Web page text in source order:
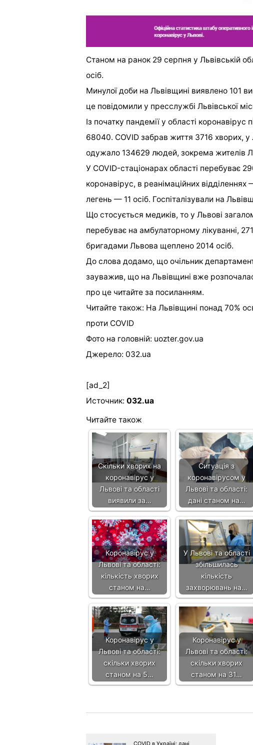
Станом на ранок 29 серпня у Львівській
осіб.
Минулої доби на Львівщині виявлено 101
це повідомили у пресслужбі Львівської
Із початку пандемії у області
68040. COVID забрав життя 3716 хворих,
одужало 134629 людей, зокрема жителів
У COVID-стаціонарах області перебуває
коронавірус, в реанімаційних
легень — 11 осіб. Госпіталізували на
Що стосується медиків, то у Львові
перебуває на амбулаторному лікуванні,
бригадами Львова щеплено 2014 осіб.
До слова додамо, що очільник
зауважив, що на Львівщині вже
про це читайте за посиланням.
Читайте також: На Львівщині понад 70%
проти COVID
Фото на головній: uozter.gov.ua
Джерело: 032.ua
[ad_2]
Источник: 032.ua
Читайте також
Скільки хворих на
коронавірус у
Львові та області
виявили за…
Ситуація з
коронавірусом у
Львові та області:
дані станом на…
Коронавірус у
Львові та області:
кількість хворих
станом на…
У Львові та області
збільшилась
кількість
захворювань на…
Коронавірус у
Львові та області:
скільки хворих
станом на 5…
Коронавірус у
Львові та області:
скільки хворих
станом на 31…
COVID в Україні: дані